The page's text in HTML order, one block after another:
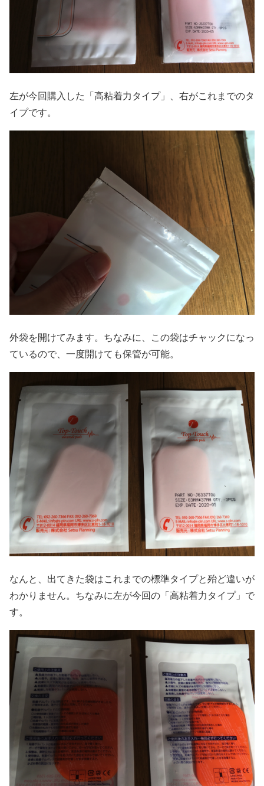
左が今回購入した「高粘着力タイプ」、右がこれまでのタ
イプです。
外袋を開けてみます。ちなみに、この袋はチャックになっ
ているので、一度開けても保管が可能。
なんと、出てきた袋はこれまでの標準タイプと殆ど違いが
わかりません。ちなみに左が今回の「高粘着力タイプ」で
す。